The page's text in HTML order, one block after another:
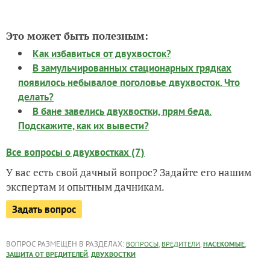
Это может быть полезным:
Как избавиться от двухвосток?
В замульчированных стационарных грядках
появилось небывалое поголовье двухвосток. Что
делать?
В бане завелись двухвостки, прям беда.
Подскажите, как их вывести?
Все вопросы о двухвостках (7)
У вас есть свой дачный вопрос? Задайте его нашим
экспертам и опытным дачникам.
Задать вопрос
ВОПРОС РАЗМЕЩЕН В РАЗДЕЛАХ: ВОПРОСЫ, ВРЕДИТЕЛИ, НАСЕКОМЫЕ,
ЗАЩИТА ОТ ВРЕДИТЕЛЕЙ, ДВУХВОСТКИ